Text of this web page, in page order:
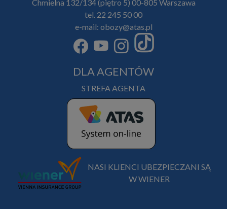
Chmielna 132/134 (piętro 5) 00-805 Warszawa
tel. 22 245 50 00
e-mail: obozy@atas.pl
DLA AGENTÓW
STREFA AGENTA
NASI KLIENCI UBEZPIECZANI SĄ
W WIENER